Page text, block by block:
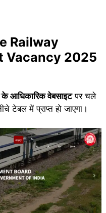
Railway
Vacancy 2025
के आधिकारिक वेबसाइटपर चले
टेबल में प्राप्त हो जाएगा।